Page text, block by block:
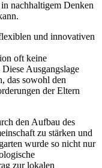
nachhaltigem Denken
und innovativen
oft keine
Ausgangslage
das sowohl den
der Eltern
den Aufbau des
zu stärken und
wurde so nicht nur
zur lokalen